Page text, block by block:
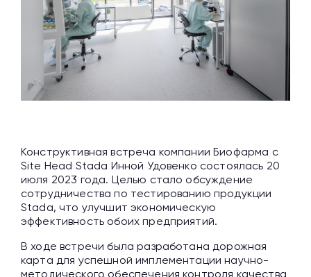
Конструктивная встреча компании Биофарма с
Site Head Stada Инной Удовенко состоялась 20
июля 2023 года. Целью стало обсуждение
сотрудничества по тестированию продукции
Stada, что улучшит экономическую
эффективность обоих предприятий.
В ходе встречи была разработана дорожная
карта для успешной имплементации научно-
методического обеспечения контроля качества